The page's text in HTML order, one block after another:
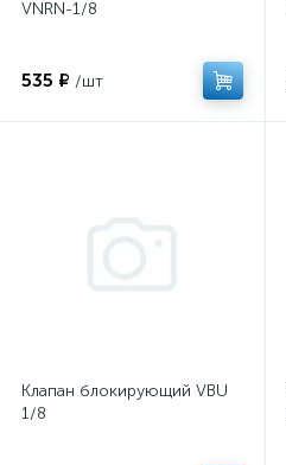
VNRN-1/8
535 ₽ /шт
Клапан блокирующий VBU
1/8